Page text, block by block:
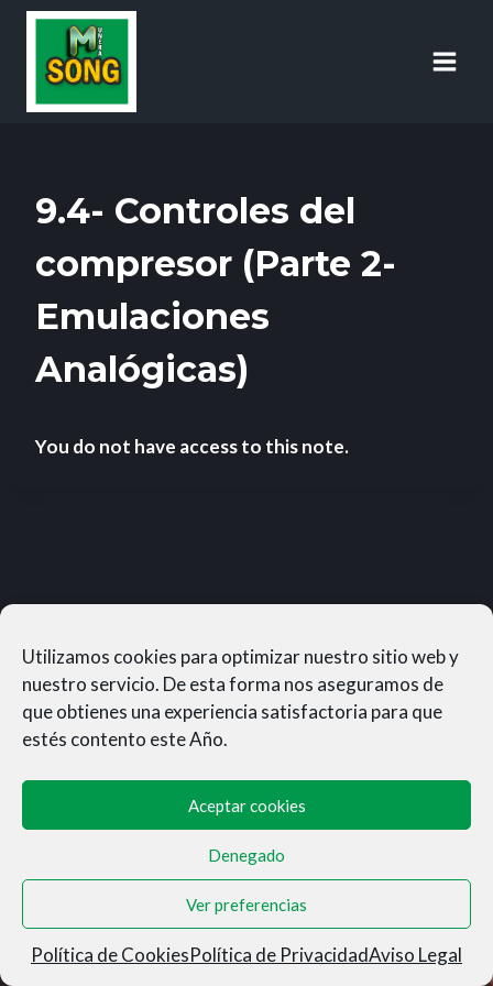
Utilizamos cookies para optimizar nuestro sitio web y
nuestro servicio. De esta forma nos aseguramos de
que obtienes una experiencia satisfactoria para que
estés contento este Año.
Aceptar cookies
Denegado
Ver preferencias
Política de CookiesPolítica de PrivacidadAviso Legal
9.4- Controles del
compresor (Parte 2-
Emulaciones
Analógicas)
You do not have access to this note.
MUNERASONG®- © 2026
Aviso Legal|Privacidad|Condiciones de Venta|
Cookies